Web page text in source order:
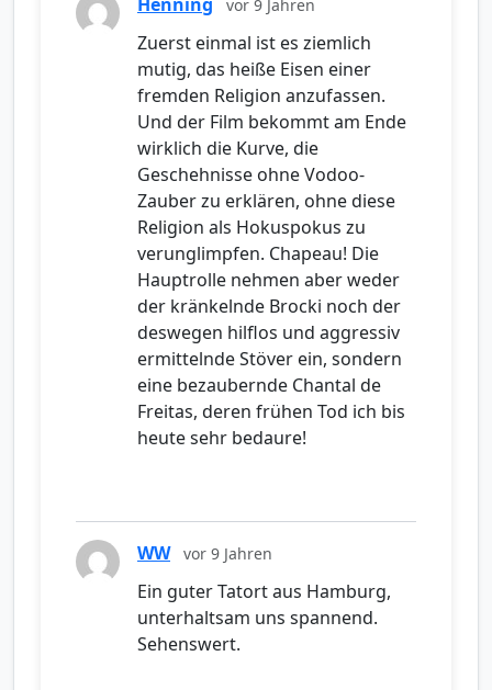
vor 9 Jahren
Zuerst einmal ist es ziemlich
mutig, das heiße Eisen einer
fremden Religion anzufassen.
Und der Film bekommt am Ende
wirklich die Kurve, die
Geschehnisse ohne Vodoo-
Zauber zu erklären, ohne diese
Religion als Hokuspokus zu
verunglimpfen. Chapeau! Die
Hauptrolle nehmen aber weder
der kränkelnde Brocki noch der
deswegen hilflos und aggressiv
ermittelnde Stöver ein, sondern
eine bezaubernde Chantal de
Freitas, deren frühen Tod ich bis
heute sehr bedaure!
WW vor 9 Jahren
Ein guter Tatort aus Hamburg,
unterhaltsam uns spannend.
Sehenswert.